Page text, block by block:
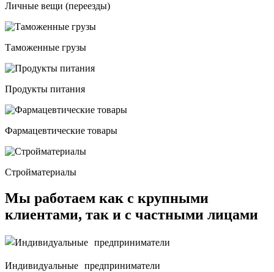
Личные вещи (переезды)
Таможенные грузы
Продукты питания
Фармацевтические товары
Стройматериалы
Мы работаем как с крупными
клиентами, так и с частными лицами
Индивидуальные предприниматели